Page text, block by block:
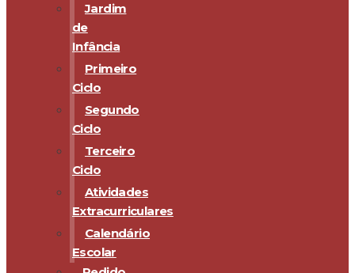
Jardim
de
Infância
Primeiro
Ciclo
Segundo
Ciclo
Terceiro
Ciclo
Atividades
Extracurriculares
Calendário
Escolar